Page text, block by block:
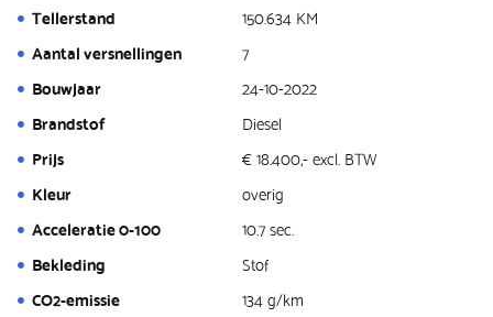
Tellerstand
150.634 KM
Aantal versnellingen
7
Bouwjaar
24-10-2022
Brandstof
Diesel
Prijs
€ 18.400,- excl. BTW
Kleur
overig
Acceleratie 0-100
10.7 sec.
Bekleding
Stof
CO2-emissie
134 g/km